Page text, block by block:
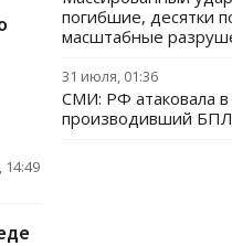
14:49
погибшие, десятки
масштабные
31 июля, 01:36
СМИ: РФ атаковала в
производивший